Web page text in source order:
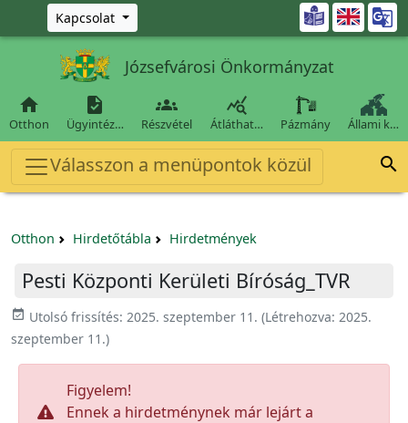
Ugrás a fő tartalomra
Kapcsolat 
Józsefvárosi Önkormányzat

Otthon

Ügyintéz…

Részvétel

Átláthat… Pázmány Állami k…
Válasszon a menüpontok közül 
Otthon Hirdetőtábla Hirdetmények
Pesti Központi Kerületi Bíróság_TVR
event_available Utolsó frissítés: 2025. szeptember 11. (Létrehozva: 2025.
szeptember 11.)
Figyelem!
Ennek a hirdetménynek már lejárt a